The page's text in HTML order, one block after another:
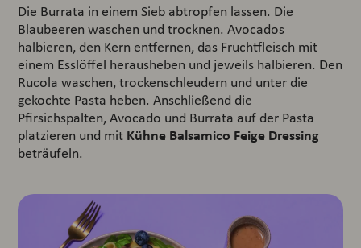
Die Burrata in einem Sieb abtropfen lassen. Die
Blaubeeren waschen und trocknen. Avocados
halbieren, den Kern entfernen, das Fruchtfleisch mit
einem Esslöffel herausheben und jeweils halbieren. Den
Rucola waschen, trockenschleudern und unter die
gekochte Pasta heben. Anschließend die
Pfirsichspalten, Avocado und Burrata auf der Pasta
platzieren und mit Kühne Balsamico Feige Dressing
beträufeln.